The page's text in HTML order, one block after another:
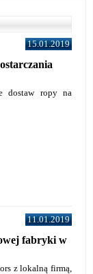
15.01.2019
dostaw ropy na
11.01.2019
fabryki w
z lokalną firmą,